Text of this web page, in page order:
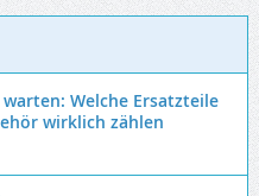
Welche Ersatzteile
wirklich zählen